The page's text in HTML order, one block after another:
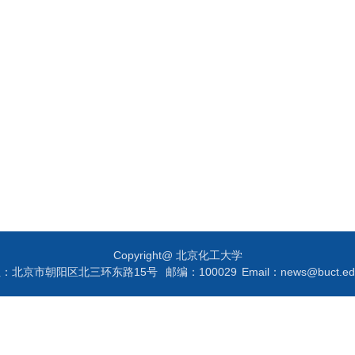
Copyright@ 北京化工大学
北京市朝阳区北三环东路15号
邮编：100029 Email：